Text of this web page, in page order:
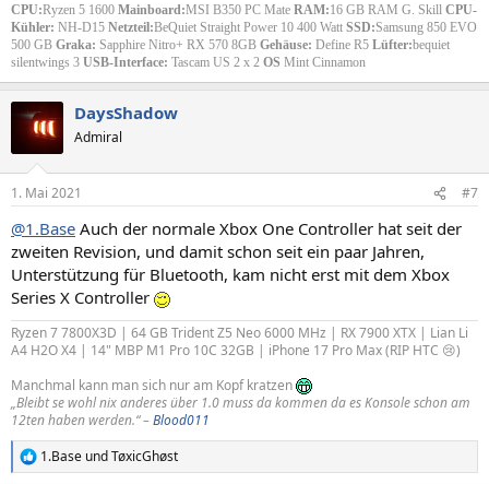
CPU:Ryzen 5 1600 Mainboard:MSI B350 PC Mate RAM:16 GB RAM G. Skill CPU-
Kühler: NH-D15 Netzteil:BeQuiet Straight Power 10 400 Watt SSD:Samsung 850 EVO
500 GB Graka: Sapphire Nitro+ RX 570 8GB Gehäuse: Define R5 Lüfter:bequiet
silentwings 3 USB-Interface: Tascam US 2 x 2 OS Mint Cinnamon
DaysShadow
Admiral
1. Mai 2021 #7
@1.Base Auch der normale Xbox One Controller hat seit der
zweiten Revision, und damit schon seit ein paar Jahren,
Unterstützung für Bluetooth, kam nicht erst mit dem Xbox
Series X Controller
Ryzen 7 7800X3D | 64 GB Trident Z5 Neo 6000 MHz | RX 7900 XTX | Lian Li
A4 H2O X4 | 14" MBP M1 Pro 10C 32GB | iPhone 17 Pro Max (RIP HTC 😢)
Manchmal kann man sich nur am Kopf kratzen
„Bleibt se wohl nix anderes über 1.0 muss da kommen da es Konsole schon am
12ten haben werden.“ –Blood011
R
1.Base undTøxicGhøst